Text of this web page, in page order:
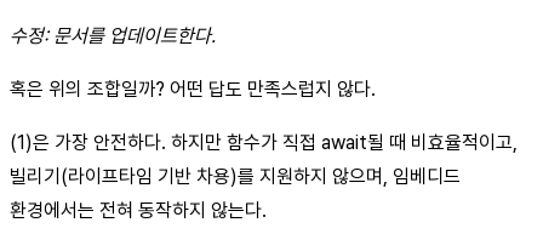
수정: 문서를 업데이트한다.
혹은 위의 조합일까? 어떤 답도 만족스럽지 않다.
(1)은 가장 안전하다. 하지만 함수가 직접 await될 때 비효율적이고,
빌리기(라이프타임 기반 차용)를 지원하지 않으며, 임베디드
환경에서는 전혀 동작하지 않는다.